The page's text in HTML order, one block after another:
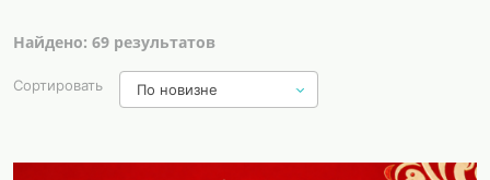
Найдено: 69 результатов
Сортировать По новизне